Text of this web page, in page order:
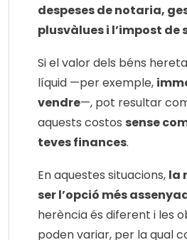
despeses de notaria,
plusvàlues i l’impost de
Si el valor dels béns
líquid —per exemple,
vendre—, pot resultar
aquests costos sense
teves finances.
En aquestes situacions, la
ser l’opció més
herència és diferent i les
poden variar, per la qual